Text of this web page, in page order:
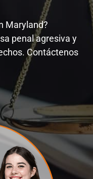
Maryland?
penal agresiva y
Contáctenos